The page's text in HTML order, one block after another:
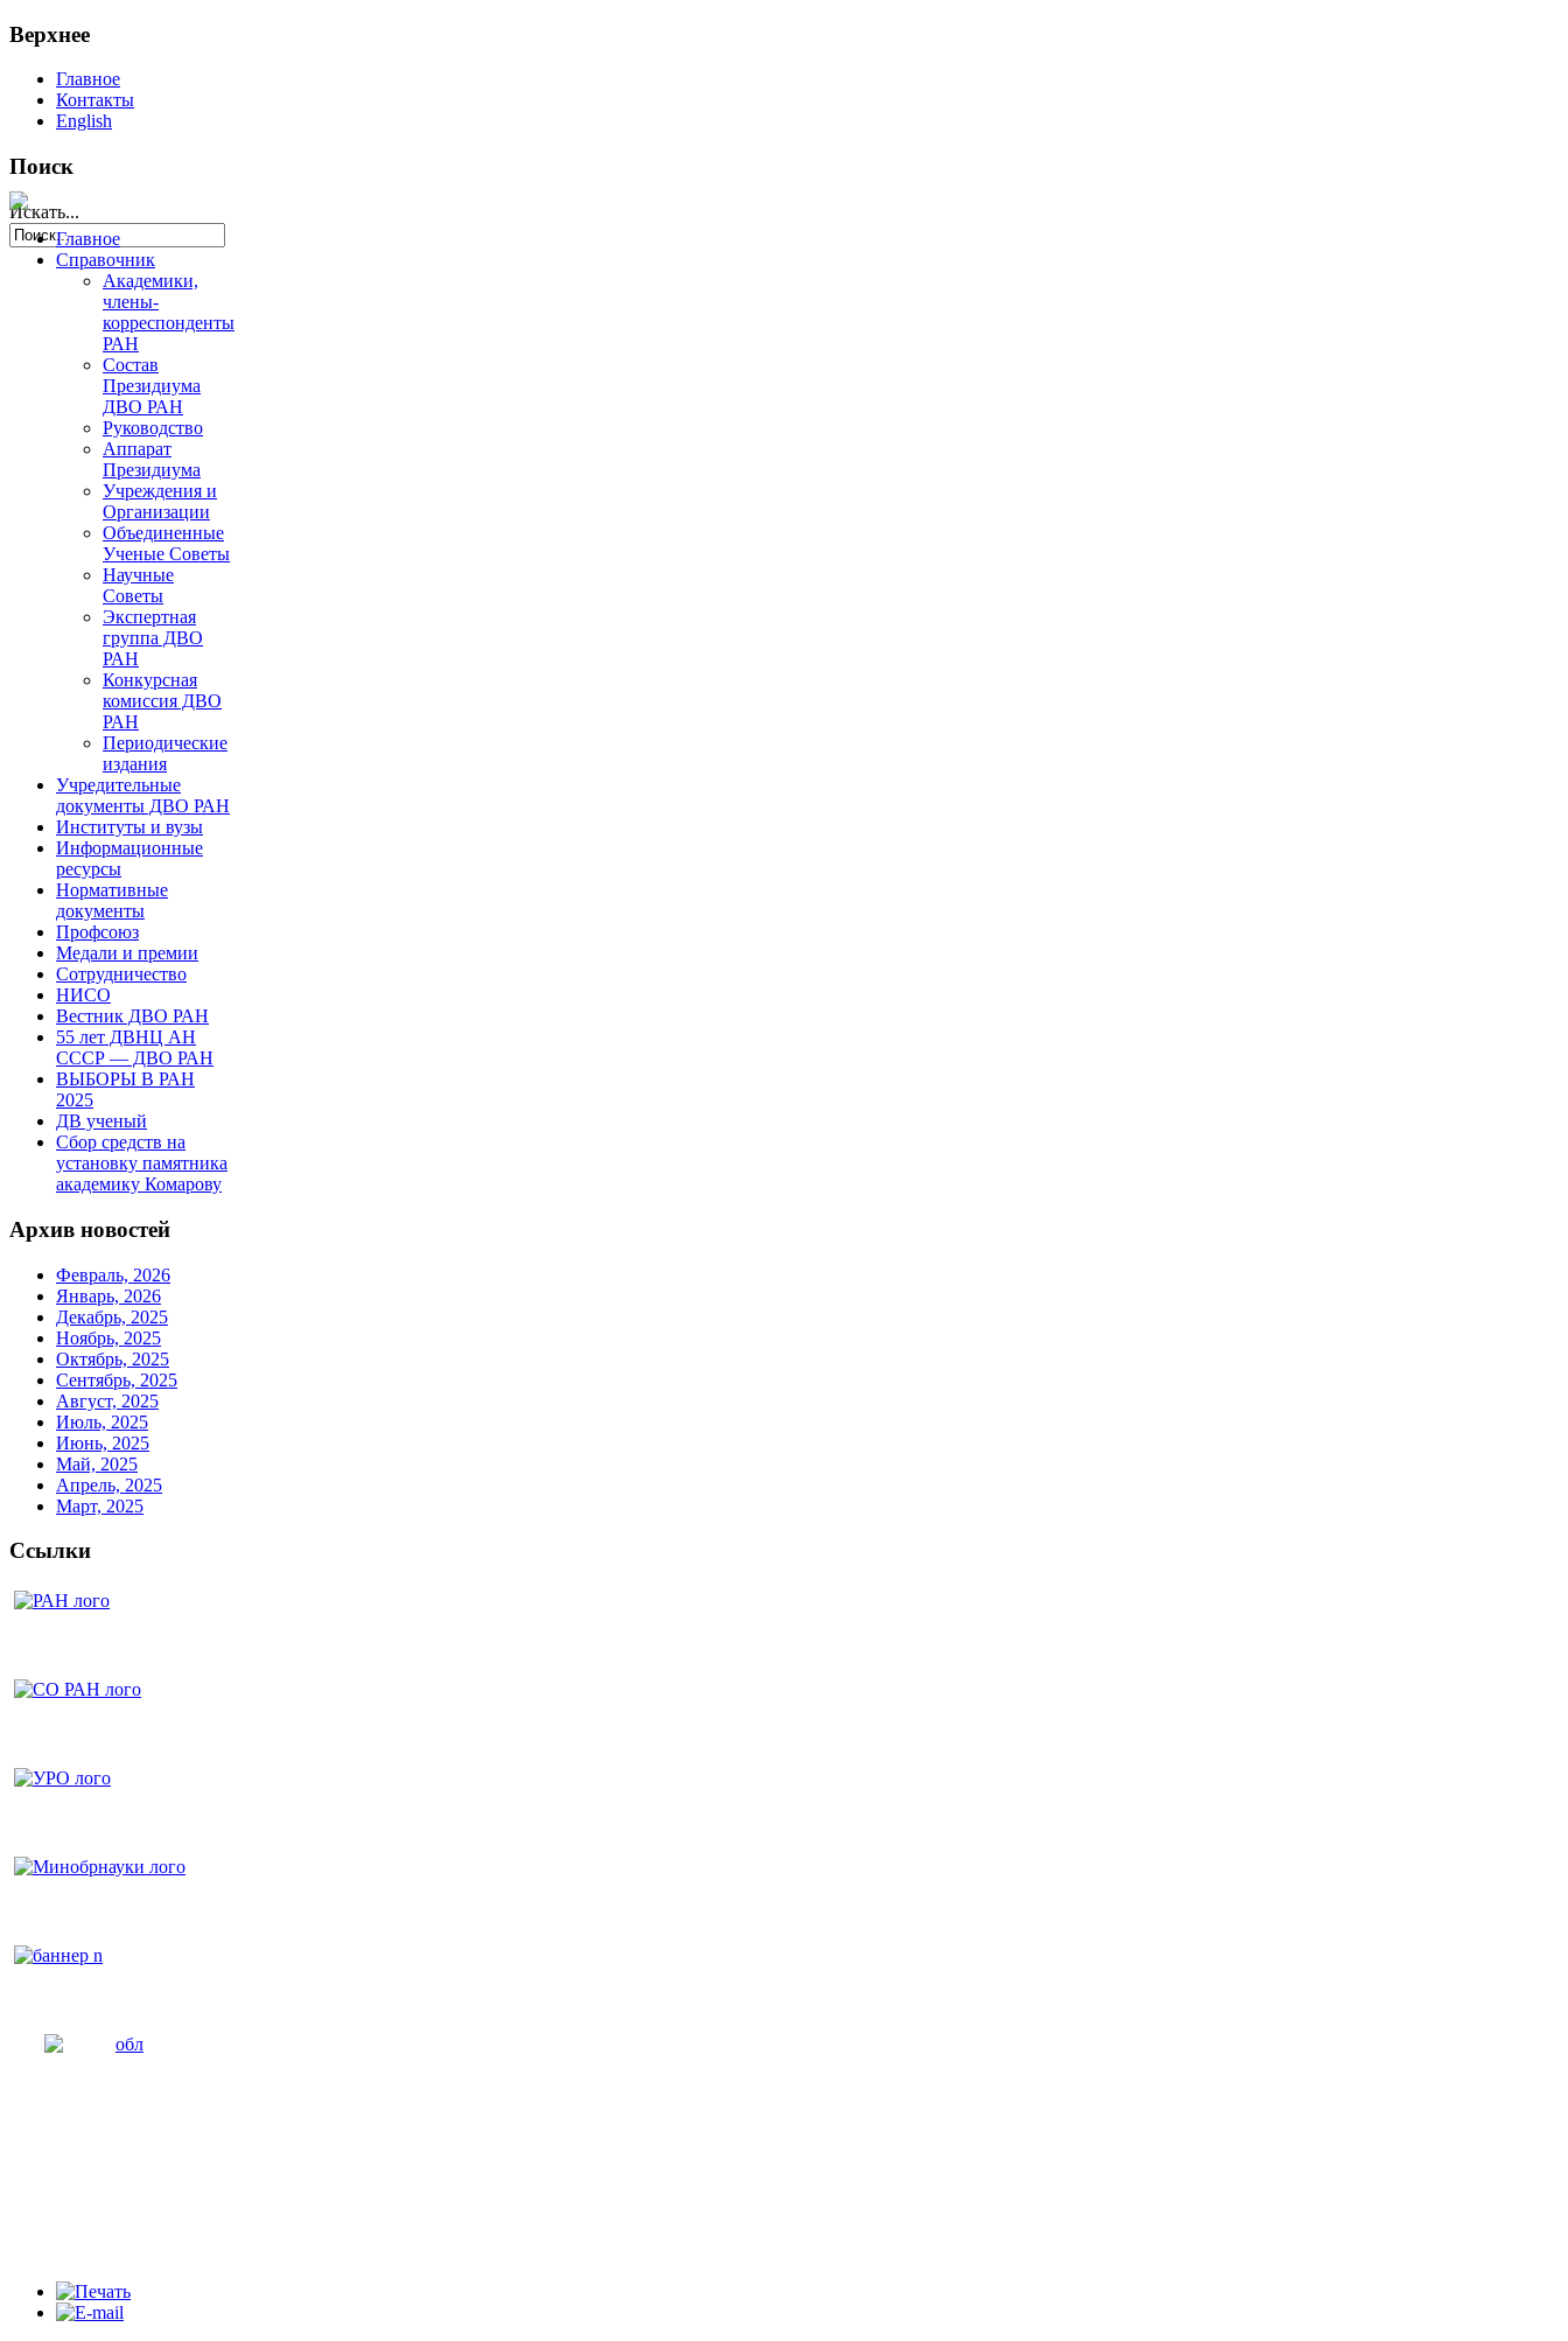
Верхнее
Главное
Контакты
English
Поиск
Искать...
Главное
Справочник
Академики,
члены-
корреспонденты
РАН
Состав
Президиума
ДВО РАН
Руководство
Аппарат
Президиума
Учреждения и
Организации
Объединенные
Ученые Советы
Научные
Советы
Экспертная
группа ДВО
РАН
Конкурсная
комиссия ДВО
РАН
Периодические
издания
Учредительные
документы ДВО РАН
Институты и вузы
Информационные
ресурсы
Нормативные
документы
Профсоюз
Медали и премии
Сотрудничество
НИСО
Вестник ДВО РАН
55 лет ДВНЦ АН
СССР — ДВО РАН
ВЫБОРЫ В РАН
2025
ДВ ученый
Сбор средств на
установку памятника
академику Комарову
Архив новостей
Февраль, 2026
Январь, 2026
Декабрь, 2025
Ноябрь, 2025
Октябрь, 2025
Сентябрь, 2025
Август, 2025
Июль, 2025
Июнь, 2025
Май, 2025
Апрель, 2025
Март, 2025
Ссылки